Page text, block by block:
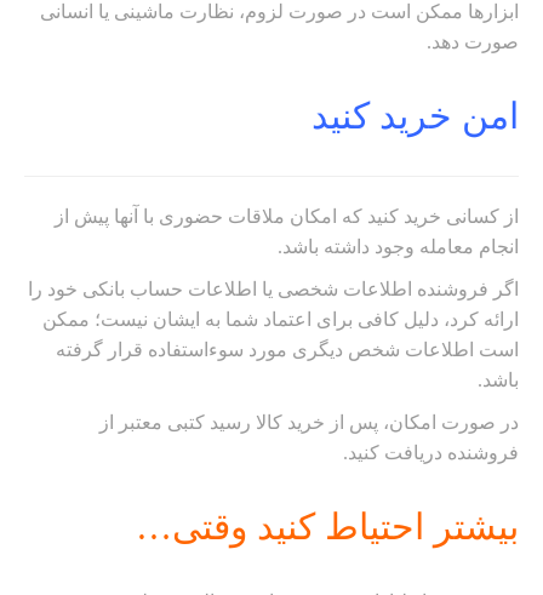
ابزارها ممکن است در صورت لزوم، نظارت ماشینی یا انسانی
صورت دهد.
امن خرید کنید
از کسانی خرید کنید که امکان ملاقات حضوری با آنها پیش از
انجام معامله وجود داشته باشد.
اگر فروشنده اطلاعات شخصی یا اطلاعات حساب بانکی خود را
ارائه کرد،‌ دلیل کافی برای اعتماد شما به ایشان نیست؛ ممکن
است اطلاعات شخص دیگری مورد سوء‌استفاده قرار گرفته
باشد.
در صورت امکان، پس از خرید کالا رسید کتبی معتبر از
فروشنده دریافت کنید.
بیشتر احتیاط کنید وقتی…